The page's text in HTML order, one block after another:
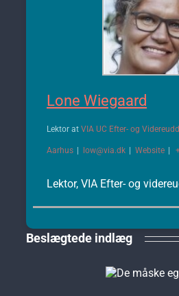
Lone Wiegaard
Lektor at VIA UC Efter- og
Aarhus low@via.dk Website
Lektor, VIA Efter- og
Beslægtede indlæg